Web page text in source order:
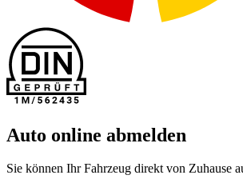
Auto online abmelden
Sie können Ihr Fahrzeug direkt von Zuhause